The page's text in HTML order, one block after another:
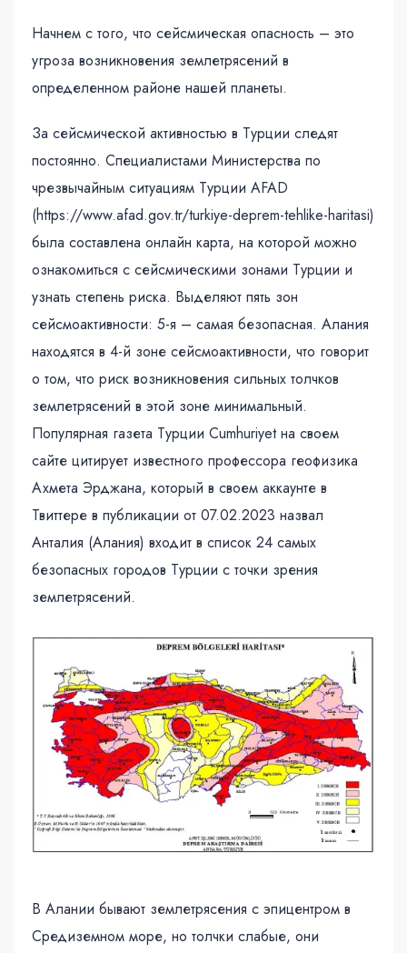
Начнем с того, что сейсмическая опасность – это
угроза возникновения землетрясений в
определенном районе нашей планеты.
За сейсмической активностью в Турции следят
постоянно. Специалистами Министерства по
чрезвычайным ситуациям Турции AFAD
(https://www.afad.gov.tr/turkiye-deprem-tehlike-haritasi)
была составлена онлайн карта, на которой можно
ознакомиться с сейсмическими зонами Турции и
узнать степень риска. Выделяют пять зон
сейсмоактивности: 5-я – самая безопасная. Алания
находятся в 4-й зоне сейсмоактивности, что говорит
о том, что риск возникновения сильных толчков
землетрясений в этой зоне минимальный.
Популярная газета Турции Cumhuriyet на своем
сайте цитирует известного профессора геофизика
Ахмета Эрджана, который в своем аккаунте в
Твиттере в публикации от 07.02.2023 назвал
Анталия (Алания) входит в список 24 самых
безопасных городов Турции с точки зрения
землетрясений.
В Алании бывают землетрясения с эпицентром в
Средиземном море, но толчки слабые, они